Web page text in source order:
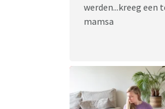
werden...kreeg
mamsa